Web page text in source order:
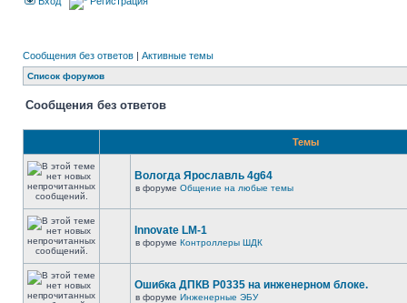
Сообщения без ответов | Активные темы
Список форумов
Сообщения без ответов
Темы
Вологда Ярославль 4g64
в форуме Общение на любые темы
Innovate LM-1
в форуме Контроллеры ШДК
Ошибка ДПКВ Р0335 на инженерном блоке.
в форуме Инженерные ЭБУ